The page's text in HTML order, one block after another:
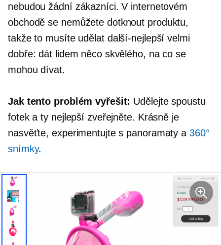
nebudou žádní zákazníci. V internetovém
obchodě se nemůžete dotknout produktu,
takže to musíte udělat další-nejlepší velmi
dobře: dát lidem něco skvělého, na co se
mohou dívat.
Jak tento problém vyřešit: Udělejte spoustu
fotek a ty nejlepší zveřejněte. Krásně je
nasvěťte, experimentujte s panoramaty a 360°
snímky.